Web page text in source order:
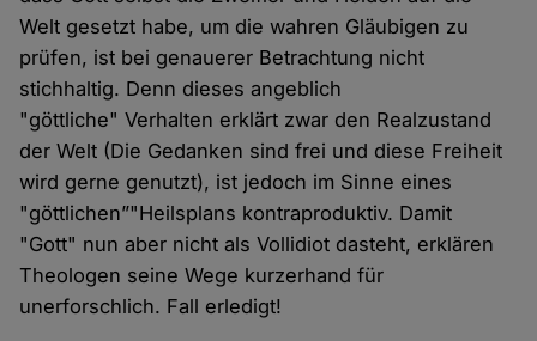
Welt gesetzt habe, um die wahren Gläubigen zu
prüfen, ist bei genauerer Betrachtung nicht
stichhaltig. Denn dieses angeblich
"göttliche" Verhalten erklärt zwar den Realzustand
der Welt (Die Gedanken sind frei und diese Freiheit
wird gerne genutzt), ist jedoch im Sinne eines
"göttlichen”"Heilsplans kontraproduktiv. Damit
"Gott" nun aber nicht als Vollidiot dasteht, erklären
Theologen seine Wege kurzerhand für
unerforschlich. Fall erledigt!